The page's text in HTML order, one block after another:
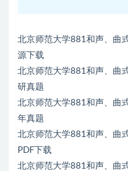
北京师范大学881和声、曲
源下载
北京师范大学881和声、曲
研真题
北京师范大学881和声、曲
年真题
北京师范大学881和声、曲
PDF下载
北京师范大学881和声、曲